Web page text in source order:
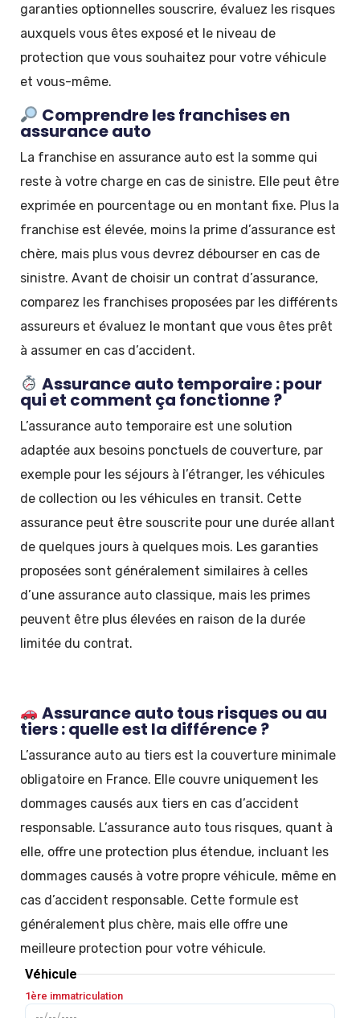
garanties optionnelles souscrire, évaluez les risques
auxquels vous êtes exposé et le niveau de
protection que vous souhaitez pour votre véhicule
et vous-même.
Comprendre les franchises en
assurance auto
La franchise en assurance auto est la somme qui
reste à votre charge en cas de sinistre. Elle peut être
exprimée en pourcentage ou en montant fixe. Plus la
franchise est élevée, moins la prime d’assurance est
chère, mais plus vous devrez débourser en cas de
sinistre. Avant de choisir un contrat d’assurance,
comparez les franchises proposées par les différents
assureurs et évaluez le montant que vous êtes prêt
à assumer en cas d’accident.
Assurance auto temporaire : pour
qui et comment ça fonctionne ?
L’assurance auto temporaire est une solution
adaptée aux besoins ponctuels de couverture, par
exemple pour les séjours à l’étranger, les véhicules
de collection ou les véhicules en transit. Cette
assurance peut être souscrite pour une durée allant
de quelques jours à quelques mois. Les garanties
proposées sont généralement similaires à celles
d’une assurance auto classique, mais les primes
peuvent être plus élevées en raison de la durée
limitée du contrat.
Assurance auto tous risques ou au
tiers : quelle est la différence ?
L’assurance auto au tiers est la couverture minimale
obligatoire en France. Elle couvre uniquement les
dommages causés aux tiers en cas d’accident
responsable. L’assurance auto tous risques, quant à
elle, offre une protection plus étendue, incluant les
dommages causés à votre propre véhicule, même en
cas d’accident responsable. Cette formule est
généralement plus chère, mais elle offre une
meilleure protection pour votre véhicule.